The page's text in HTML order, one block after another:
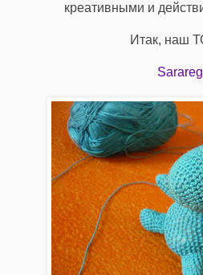
креативными и
Итак, наш